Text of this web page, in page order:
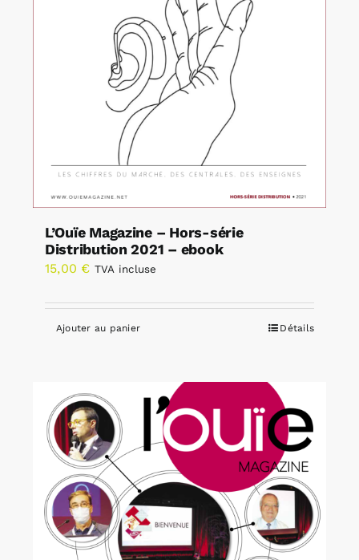
L’Ouïe Magazine – Hors-série
Distribution 2021 – ebook
15,00 € TVA incluse
Ajouter au panier Détails